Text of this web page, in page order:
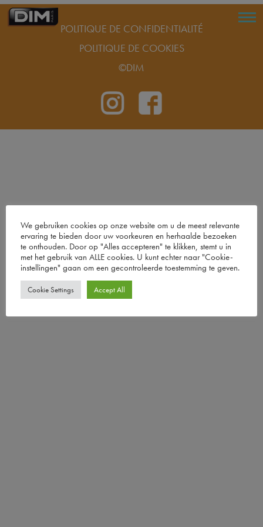
POLITIQUE DE CONFIDENTIALITÉ
POLITIQUE DE COOKIES
©DIM
We gebruiken cookies op onze website om u de meest relevante
ervaring te bieden door uw voorkeuren en herhaalde bezoeken
te onthouden. Door op "Alles accepteren" te klikken, stemt u in
met het gebruik van ALLE cookies. U kunt echter naar "Cookie-
instellingen" gaan om een ​​gecontroleerde toestemming te geven.
Cookie Settings Accept All